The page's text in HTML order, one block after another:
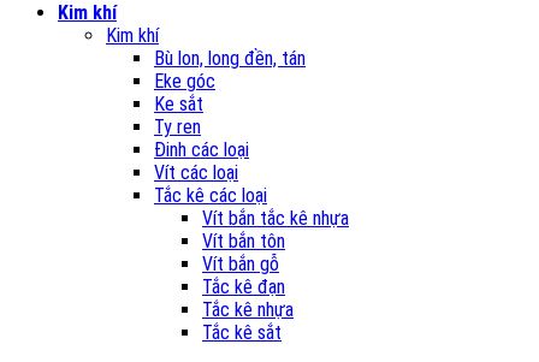
Kim khí
Kim khí
Bù lon, long đền, tán
Eke góc
Ke sắt
Ty ren
Đinh các loại
Vít các loại
Tắc kê các loại
Vít bắn tắc kê nhựa
Vít bắn tôn
Vít bắn gỗ
Tắc kê đạn
Tắc kê nhựa
Tắc kê sắt